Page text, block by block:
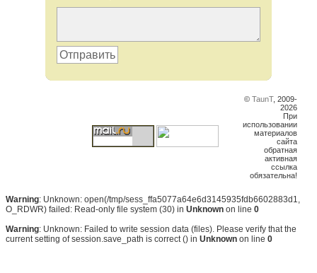
Отправить
© TaunT, 2009-
2026
При
использовании
материалов
сайта
обратная
активная
ссылка
обязательна!
Warning: Unknown: open(/tmp/sess_ffa5077a64e6d3145935fdb6602883d1,
O_RDWR) failed: Read-only file system (30) in Unknown on line 0
Warning: Unknown: Failed to write session data (files). Please verify that the
current setting of session.save_path is correct () in Unknown on line 0